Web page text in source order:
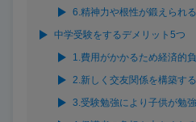
6.精神力や根性が鍛えられる
中学受験をするデメリット5つ
1.費用がかかるため経済的
2.新しく交友関係を構築す
3.受験勉強により子供が勉